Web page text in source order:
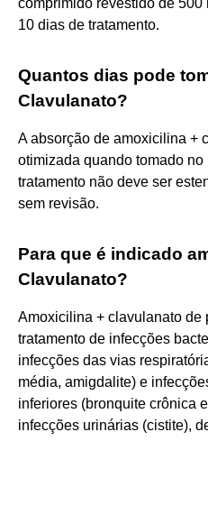
10 dias de tratamento.
Quantos dias pode
Clavulanato?
A absorção de amoxicilina +
otimizada quando tomado
tratamento não deve ser
sem revisão.
Para que é indicado
Clavulanato?
Amoxicilina + clavulanato de
tratamento de infecções
infecções das vias
média, amigdalite) e
inferiores (bronquite crônica
infecções urinárias (cistite),